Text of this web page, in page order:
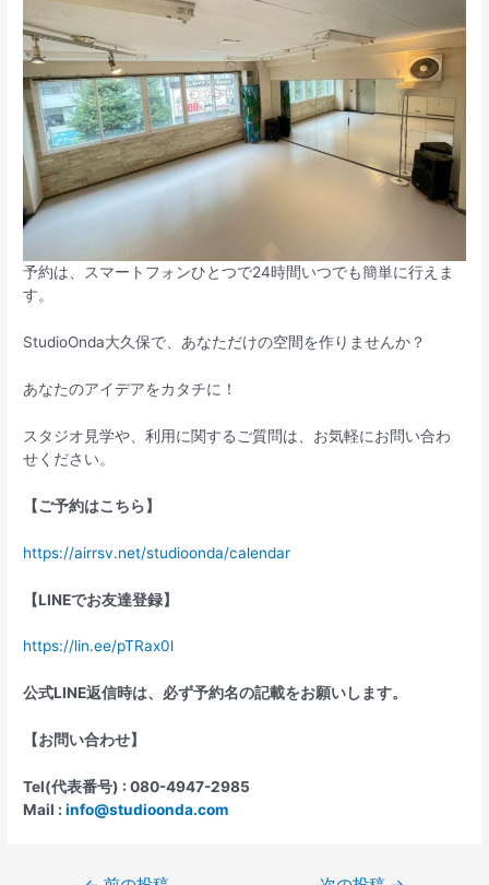
予約は、スマートフォンひとつで24時間いつでも簡単に行えま
す。
StudioOnda大久保で、あなただけの空間を作りませんか？
あなたのアイデアをカタチに！
スタジオ見学や、利用に関するご質問は、お気軽にお問い合わ
せください。
【ご予約はこちら】
https://airrsv.net/studioonda/calendar
【LINEでお友達登録】
https://lin.ee/pTRax0l
公式LINE返信時は、必ず予約名の記載をお願いします。
【お問い合わせ】
Tel(代表番号) : 080-4947-2985
Mail :info@studioonda.com